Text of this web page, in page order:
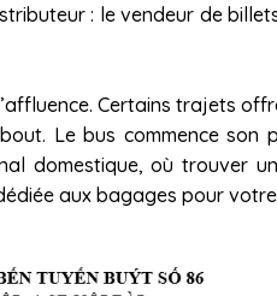
: le vendeur de
Certains trajets
Le bus commence son
domestique, où trouver
aux bagages pour